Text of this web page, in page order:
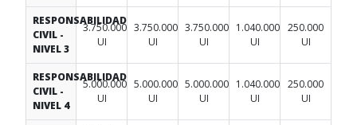
RESPONSABILIDAD
CIVIL -
NIVEL 3
3.750.000
UI
3.750.000
UI
3.750.000
UI
1.040.000
UI
250.000
UI
RESPONSABILIDAD
CIVIL -
NIVEL 4
5.000.000
UI
5.000.000
UI
5.000.000
UI
1.040.000
UI
250.000
UI